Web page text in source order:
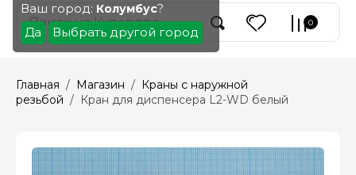
Ваш город: Колумбус?
Да
Выбрать другой город
0
Главная / Магазин / Краны с наружной
резьбой /  Кран для диспенсера L2-WD белый